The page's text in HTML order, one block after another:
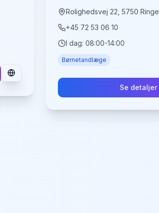
Rolighedsvej 22, 5750 Ringe
+45 72 53 06 10
I dag: 08:00-14:00
Børnetandlæge
Se detaljer